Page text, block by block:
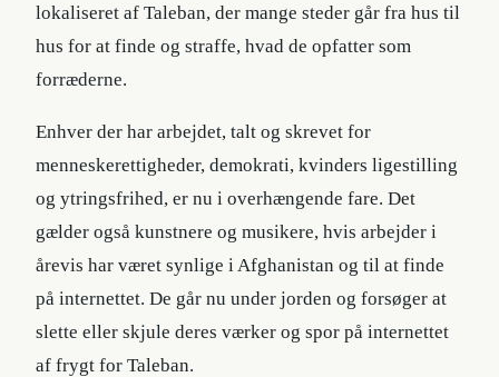
lokaliseret af Taleban, der mange steder går fra hus til
hus for at finde og straffe, hvad de opfatter som
forræderne.
Enhver der har arbejdet, talt og skrevet for
menneskerettigheder, demokrati, kvinders ligestilling
og ytringsfrihed, er nu i overhængende fare. Det
gælder også kunstnere og musikere, hvis arbejder i
årevis har været synlige i Afghanistan og til at finde
på internettet. De går nu under jorden og forsøger at
slette eller skjule deres værker og spor på internettet
af frygt for Taleban.